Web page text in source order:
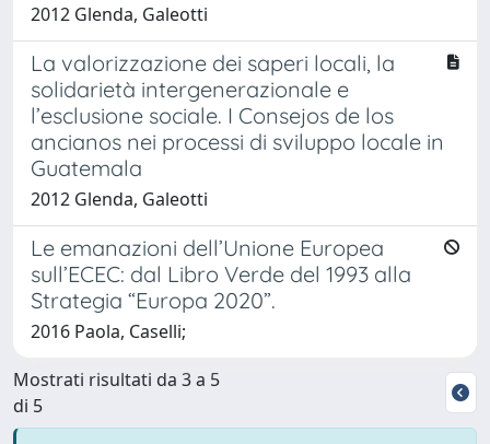
2012 Glenda, Galeotti
La valorizzazione dei saperi locali, la
solidarietà intergenerazionale e
l’esclusione sociale. I Consejos de los
ancianos nei processi di sviluppo locale in
Guatemala
2012 Glenda, Galeotti
Le emanazioni dell’Unione Europea
sull’ECEC: dal Libro Verde del 1993 alla
Strategia “Europa 2020”.
2016 Paola, Caselli;
Mostrati risultati da 3 a 5
di 5